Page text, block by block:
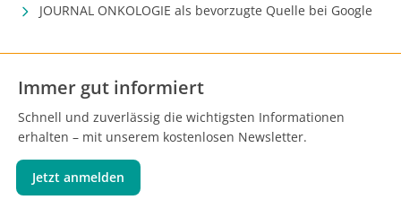
JOURNAL ONKOLOGIE als bevorzugte Quelle bei Google
Immer gut informiert
Schnell und zuverlässig die wichtigsten Informationen
erhalten – mit unserem kostenlosen Newsletter.
Jetzt anmelden